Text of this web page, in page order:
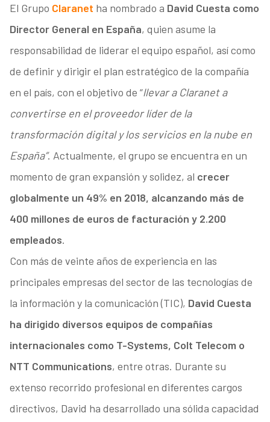
El Grupo Claranet ha nombrado a David Cuesta como
Director General en España, quien asume la
responsabilidad de liderar el equipo español, así como
de definir y dirigir el plan estratégico de la compañía
en el país, con el objetivo de “llevar a Claranet a
convertirse en el proveedor líder de la
transformación digital y los servicios en la nube en
España”. Actualmente, el grupo se encuentra en un
momento de gran expansión y solidez, al crecer
globalmente un 49% en 2018, alcanzando más de
400 millones de euros de facturación y 2.200
empleados.
Con más de veinte años de experiencia en las
principales empresas del sector de las tecnologías de
la información y la comunicación (TIC), David Cuesta
ha dirigido diversos equipos de compañías
internacionales como T-Systems, Colt Telecom o
NTT Communications, entre otras. Durante su
extenso recorrido profesional en diferentes cargos
directivos, David ha desarrollado una sólida capacidad